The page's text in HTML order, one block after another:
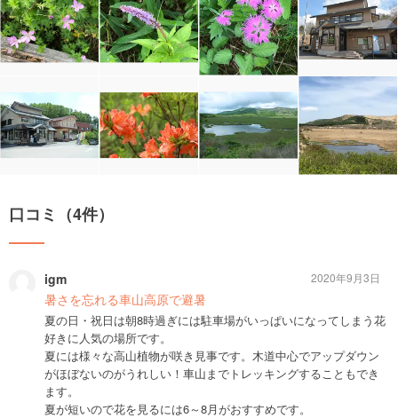
口コミ（4件）
igm
暑さを忘れる車山高原で避暑
夏の日・祝日は朝8時過ぎには駐車場がいっぱいになってしまう花
好きに人気の場所です。
夏には様々な高山植物が咲き見事です。木道中心でアップダウン
がほぼないのがうれしい！車山までトレッキングすることもでき
ます。
夏が短いので花を見るには6～8月がおすすめです。
2020年9月3日